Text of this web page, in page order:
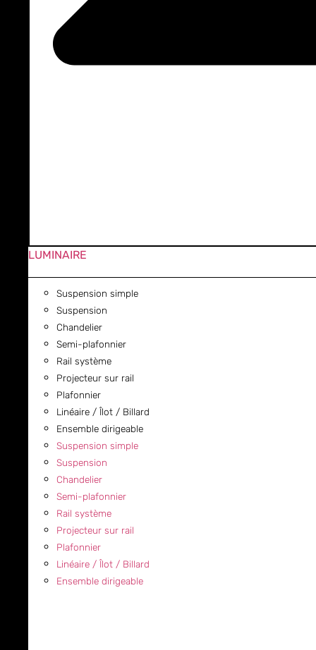
LUMINAIRE
Suspension simple
Suspension
Chandelier
Semi-plafonnier
Rail système
Projecteur sur rail
Plafonnier
Linéaire / Îlot / Billard
Ensemble dirigeable
Suspension simple
Suspension
Chandelier
Semi-plafonnier
Rail système
Projecteur sur rail
Plafonnier
Linéaire / Îlot / Billard
Ensemble dirigeable